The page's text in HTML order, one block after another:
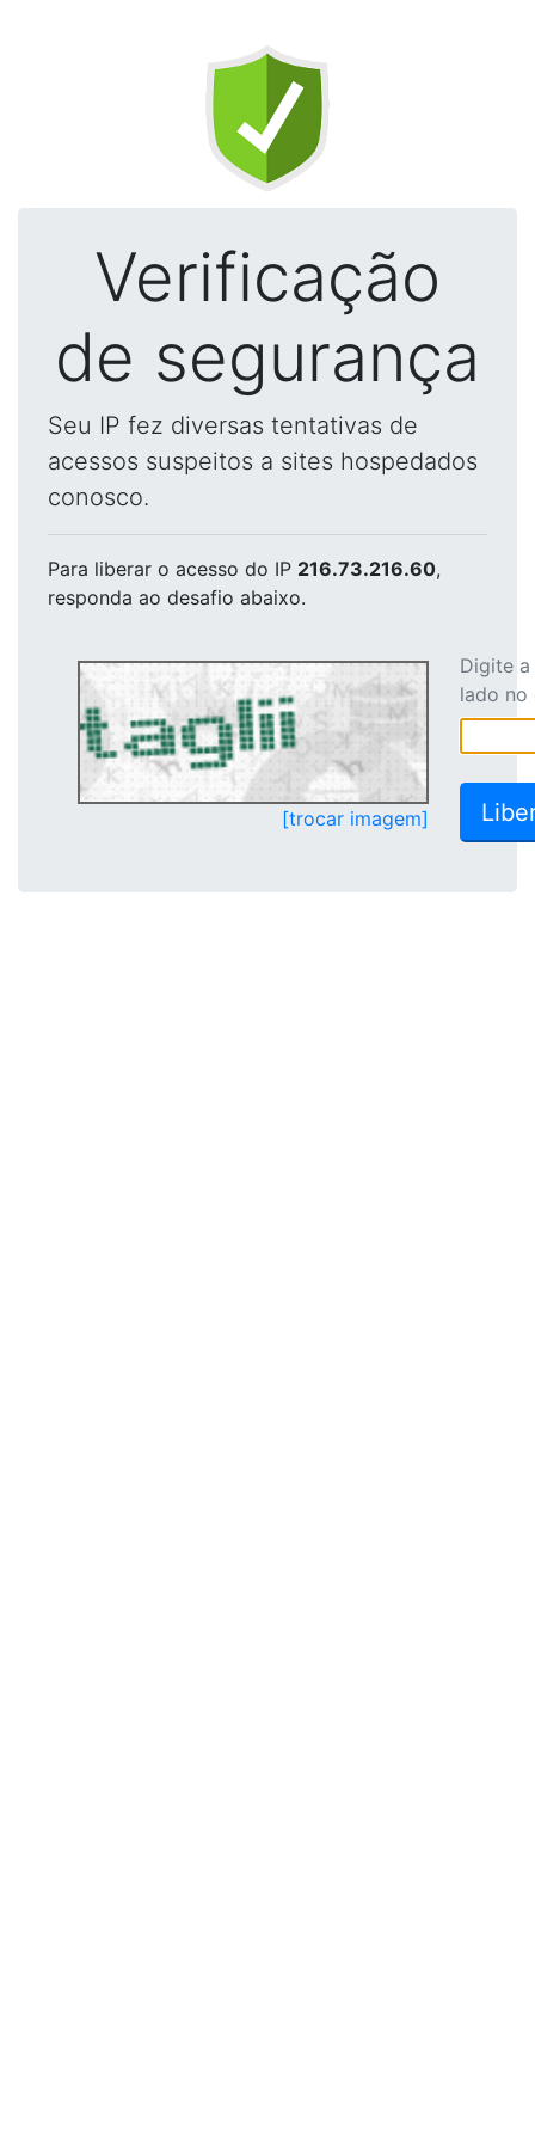
Verificação
de segurança
Seu IP fez diversas tentativas de
acessos suspeitos a sites hospedados
conosco.
Para liberar o acesso do IP 216.73.216.60,
responda ao desafio abaixo.
[trocar imagem]
Digite
lado no